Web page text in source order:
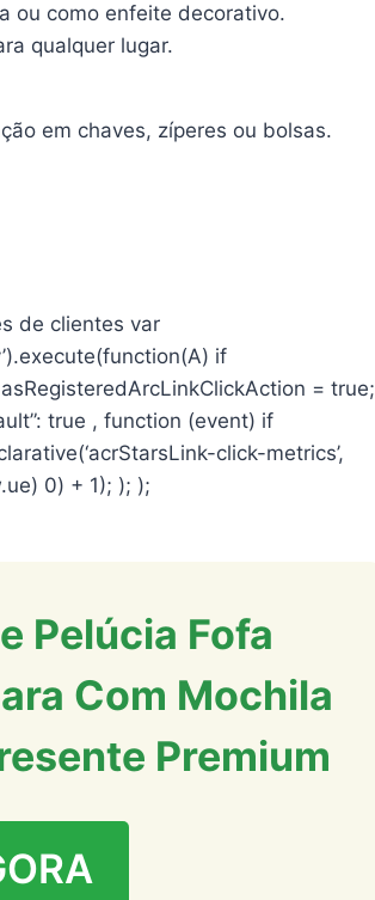
ou como enfeite decorativo.
qualquer lugar.
em chaves, zíperes ou bolsas.
de clientes var
if
= true;
true , function (event) if
click-metrics’,
0) + 1); ); );
Pelúcia Fofa
Com Mochila
Premium